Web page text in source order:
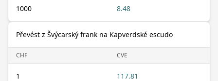
1000 8.48
Převést z Švýcarský frank na Kapverdské escudo
CHF CVE
1 117.81